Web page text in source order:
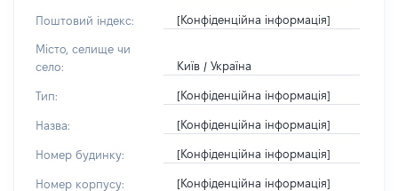
Поштовий індекс: [Конфіденційна інформація]
Місто, селище чи
село:
Київ / Україна
Тип: [Конфіденційна інформація]
Назва: [Конфіденційна інформація]
Номер будинку: [Конфіденційна інформація]
Номер корпусу: [Конфіденційна інформація]